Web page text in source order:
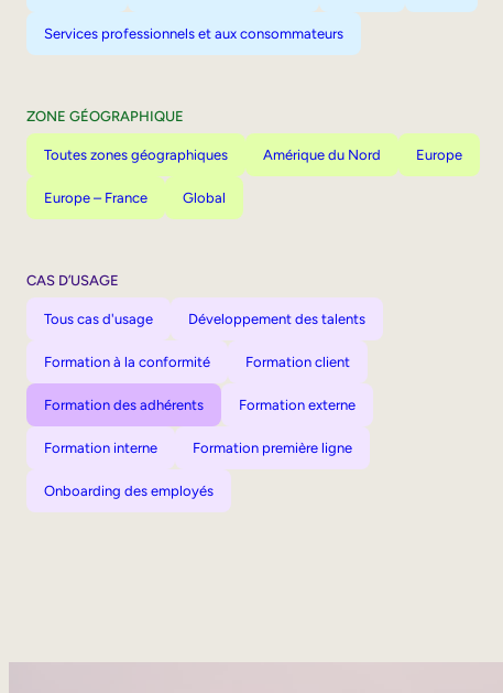
Services professionnels et aux consommateurs
ZONE GÉOGRAPHIQUE
Toutes zones géographiques Amérique du Nord Europe
Europe – France Global
CAS D’USAGE
Tous cas d'usage Développement des talents
Formation à la conformité Formation client
Formation des adhérents Formation externe
Formation interne Formation première ligne
Onboarding des employés